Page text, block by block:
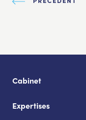
PRÉCÉDENT
Cabinet
Expertises